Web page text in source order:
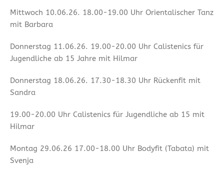
Mittwoch 10.06.26. 18.00-19.00 Uhr Orientalischer Tanz
mit Barbara
Donnerstag 11.06.26. 19.00-20.00 Uhr Calistenics für
Jugendliche ab 15 Jahre mit Hilmar
Donnerstag 18.06.26. 17.30-18.30 Uhr Rückenfit mit
Sandra
19.00-20.00 Uhr Calistenics für Jugendliche ab 15 mit
Hilmar
Montag 29.06.26 17.00-18.00 Uhr Bodyfit (Tabata) mit
Svenja